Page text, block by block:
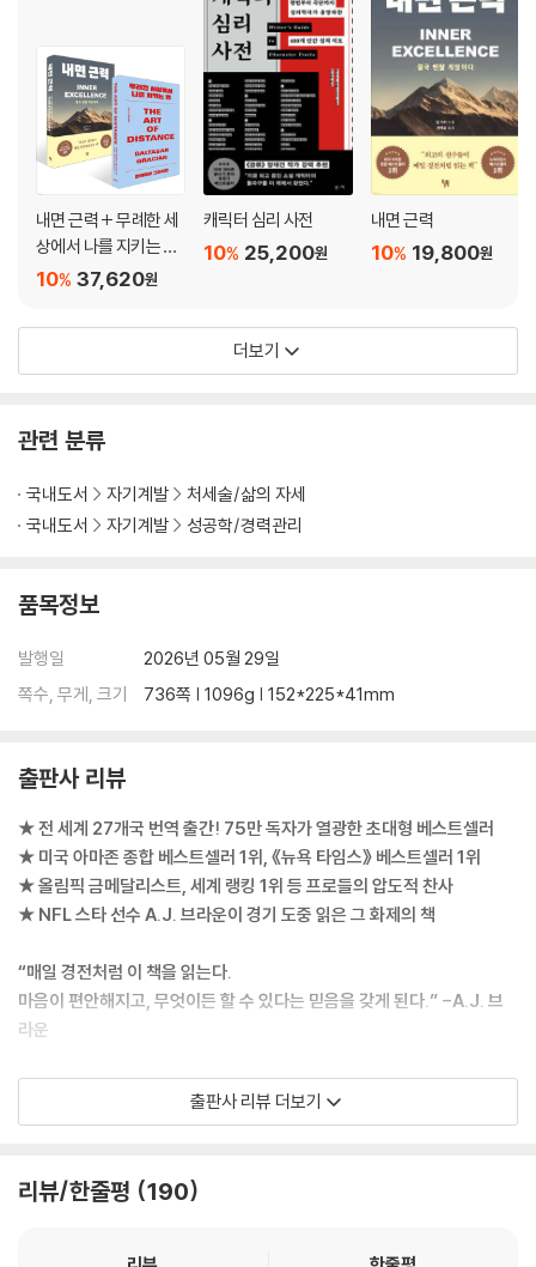
제4부 나를 지키고 관계를 살리는 감정 조절의 기술
제9장 몸과 마음을 고요하게 하기
호흡과 반응 속도의 관계
마음을 다스리는 호흡의 기술
마음챙김으로 ‘자극’과 ‘나’를 분리하라
마음챙김을 방해하는 소셜 미디어
일상에서 실천하는 마음챙김
네 가지 마음챙김 훈련
2. 시간적 거리 두기
3. 거리를 둔 자기 대화
4. 재평가
5. 시각화
율된다
감정 지원군을 고르는 기준
관계에 도움이 되지 않는 세 가지 공동 조절 방식
감정 조절 예산을 좌우하는 세 가지 요소
신체 활동으로 감정 조절 기술을 향상시킬 수 있다
올바른 영양 섭취로 감정의 건강을 유지하자
수면은 지친 감정의 회복을 돕는다
제5부 감정 조절도 습관이다
제13장 아이들도 감정 조절을 배울 수 있다
교실은 감정 조절의 실험실이다
교실에서의 감정 조절 연습
감정 조절은 평생 연습해야 하는 영역이다
감정 조절은 최고의 나를 만들어준다
‘최고의 나’와 ‘지금의 나’ 사이의 거리 좁히기
내면 근력 + 무례한 세
상에서 나를 지키는 법
세트 37,620원
10%
캐릭터 심리 사전
25,200원
10%
내면 근력
19,800원
10%
더보기
관련 분류
국내도서 자기계발
처세술/삶의 자세
국내도서
자기계발 성공학/경력관리
품목정보
발행일
2026년 05월 29일
쪽수, 무게, 크기
736쪽 | 1096g | 152*225*41mm
출판사 리뷰
★ 전 세계 27개국 번역 출간! 75만 독자가 열광한 초대형 베스트셀러
★ 미국 아마존 종합 베스트셀러 1위, 《뉴욕 타임스》 베스트셀러 1위
★ 올림픽 금메달리스트, 세계 랭킹 1위 등 프로들의 압도적 찬사
★ NFL 스타 선수 A.J. 브라운이 경기 도중 읽은 그 화제의 책
“매일 경전처럼 이 책을 읽는다.
마음이 편안해지고, 무엇이든 할 수 있다는 믿음을 갖게 된다.” -A.J. 브
라운
전 세계를 뒤흔든 한 권의 책
경기 중 책을 펼친 NFL 선수, 그리고 베스트셀러의 탄생
내 읽는 장면이 생중계를 통해 포착되며 전 세계의 이목을 집중시켰다. 필
리지 않기 위해 선택한 것은 다름 아닌 한 권의 책이었다. 그가 읽은 책은
출판사 리뷰 더보기
리뷰/한줄평 190